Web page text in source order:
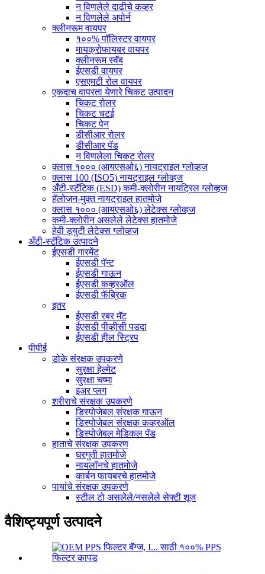
न विणलेले दाढीचे कव्हर
न विणलेले अपोर्न
क्लीनरूम वायपर
१००% पॉलिस्टर वायपर
मायक्रोफायबर वायपर
क्लीनरूम स्वॅब
ईएसडी वायपर
एसएमटी रोल वायपर
एकदाच वापरता येणारे चिकट उत्पादन
चिकट रोलर
चिकट चटई
चिकट पेन
डीसीआर रोलर
डीसीआर पॅड
न विणलेला चिकट रोलर
क्लास १००० (आयएसओ६) नायट्राइल ग्लोव्हज
क्लास 100 (ISO5) नायट्राइल ग्लोव्हज
अँटी-स्टॅटिक (ESD) कमी-क्लोरीन नायट्रिल ग्लोव्हज
हॅलोजन-मुक्त नायट्राइल हातमोजे
क्लास १००० (आयएसओ६) लेटेक्स ग्लोव्हज
कमी-क्लोरीन असलेले लेटेक्स हातमोजे
हेवी ड्युटी लेटेक्स ग्लोव्हज
अँटी-स्टॅटिक उत्पादने
ईएसडी गारमेंट
ईएसडी पॅन्ट
ईएसडी गाऊन
ईएसडी कव्हरऑल
ईएसडी फॅब्रिक
इतर
ईएसडी रबर मॅट
ईएसडी पीव्हीसी पडदा
ईएसडी हील स्ट्रिप
पीपीई
डोके संरक्षक उपकरणे
सुरक्षा हेल्मेट
सुरक्षा चष्मा
इअर प्लग
शरीराचे संरक्षक उपकरणे
डिस्पोजेबल संरक्षक गाऊन
डिस्पोजेबल संरक्षक कव्हरऑल
डिस्पोजेबल मेडिकल पॅड
हाताचे संरक्षक उपकरण
घरगुती हातमोजे
नायलॉनचे हातमोजे
कार्बन फायबरचे हातमोजे
पायांचे संरक्षक उपकरणे
स्टील टो असलेले/नसलेले सेफ्टी शूज
वैशिष्ट्यपूर्ण उत्पादने